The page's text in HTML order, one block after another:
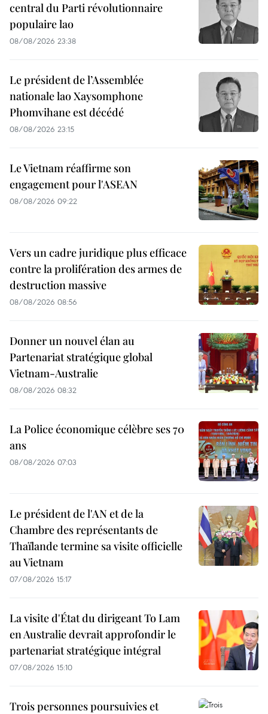
central du Parti révolutionnaire
populaire lao
08/08/2026 23:38
Le président de l’Assemblée
nationale lao Xaysomphone
Phomvihane est décédé
08/08/2026 23:15
Le Vietnam réaffirme son
engagement pour l'ASEAN
08/08/2026 09:22
Vers un cadre juridique plus efficace
contre la prolifération des armes de
destruction massive
08/08/2026 08:56
Donner un nouvel élan au
Partenariat stratégique global
Vietnam-Australie
08/08/2026 08:32
La Police économique célèbre ses 70
ans
08/08/2026 07:03
Le président de l'AN et de la
Chambre des représentants de
Thaïlande termine sa visite officielle
au Vietnam
07/08/2026 15:17
La visite d'État du dirigeant To Lam
en Australie devrait approfondir le
partenariat stratégique intégral
07/08/2026 15:10
Trois personnes poursuivies et